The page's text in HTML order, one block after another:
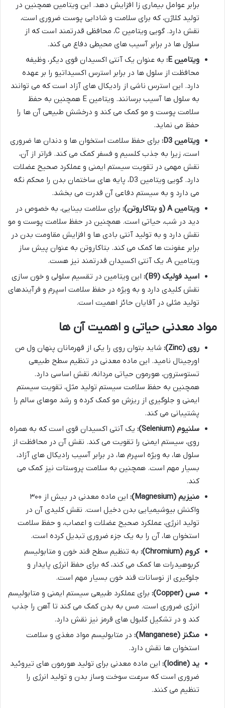
برابر عوامل بیماری زا افزایش دهد. این ویتامین همچنین در
تولید کلاژن، که برای سلامت و شادابی پوست ضروری است،
نقش دارد. گویی ویتامین C، محافظی قدرتمند است که از
سلول ها در برابر آسیب های محیطی دفاع می کند.
ویتامین E:
به عنوان یک آنتی اکسیدان قوی دیگر، وظیفه
محافظت از سلول ها در برابر استرس اکسیداتیو را بر عهده
دارد. این استرس ناشی از رادیکال های آزاد است که می توانند
به سلول ها آسیب برسانند. ویتامین E همچنین به حفظ
سلامت پوست و مو کمک می کند و درخشش طبیعی آن ها را
حفظ می نماید.
ویتامین D3:
برای حفظ سلامت استخوان ها و دندان ها ضروری
است، زیرا به جذب کلسیم و فسفر کمک می کند. فراتر از آن،
نقش مهمی در تقویت سیستم ایمنی و عملکرد صحیح عضلات
دارد. گویی ویتامین D3، پایه های ساختمان بدن را محکم نگه
می دارد و به سیستم دفاعی آن قدرت می بخشد.
ویتامین A (و بتاکاروتن):
برای سلامت بینایی، به خصوص در
دید در شب، حیاتی است. همچنین در حفظ سلامت پوست و مو
نقش دارد و به تولید آنتی بادی ها و افزایش مقاومت بدن در
برابر عفونت ها کمک می کند. بتاکاروتن به عنوان پیش ساز
ویتامین A، یک آنتی اکسیدان قدرتمند نیز هست.
اسید فولیک (B9):
این ویتامین در تقسیم سلولی و خون سازی
نقش کلیدی دارد و به ویژه در حفظ سلامت اسپرم و فرآیندهای
تولید مثلی در آقایان حائز اهمیت است.
مواد معدنی حیاتی و اهمیت آن ها
روی (Zinc):
شاید بتوان روی را یکی از قهرمانان پنهان ول من
اورجینال نامید. این ماده معدنی در تنظیم سطح طبیعی
تستوسترون، هورمون حیاتی مردانه، نقش اساسی دارد.
همچنین به حفظ سلامت سیستم تولید مثل، تقویت سیستم
ایمنی و جلوگیری از ریزش مو کمک کرده و رشد موهای سالم را
پشتیبانی می کند.
سلنیوم (Selenium):
یک آنتی اکسیدان قوی است که به همراه
روی، سیستم ایمنی را تقویت می کند. نقش آن در محافظت از
سلول ها، به ویژه اسپرم ها، در برابر آسیب رادیکال های آزاد،
بسیار مهم است. همچنین به سلامت پروستات نیز کمک می
کند.
منیزیم (Magnesium):
این ماده معدنی در بیش از ۳۰۰
واکنش بیوشیمیایی بدن دخیل است. نقش کلیدی آن در
تولید انرژی، عملکرد صحیح عضلات و اعصاب، و حفظ سلامت
استخوان ها، آن را به یک جزء ضروری تبدیل کرده است.
کروم (Chromium):
به تنظیم سطح قند خون و متابولیسم
کربوهیدرات ها کمک می کند، که برای حفظ انرژی پایدار و
جلوگیری از نوسانات قند خون بسیار مهم است.
مس (Copper):
برای عملکرد طبیعی سیستم ایمنی و متابولیسم
انرژی ضروری است. مس به بدن کمک می کند تا آهن را جذب
کند و در تشکیل گلبول های قرمز نیز نقش دارد.
منگنز (Manganese):
در متابولیسم مواد مغذی و سلامت
استخوان ها نقش دارد.
ید (Iodine):
این ماده معدنی برای تولید هورمون های تیروئید
ضروری است که سرعت سوخت وساز بدن و تولید انرژی را
تنظیم می کنند.